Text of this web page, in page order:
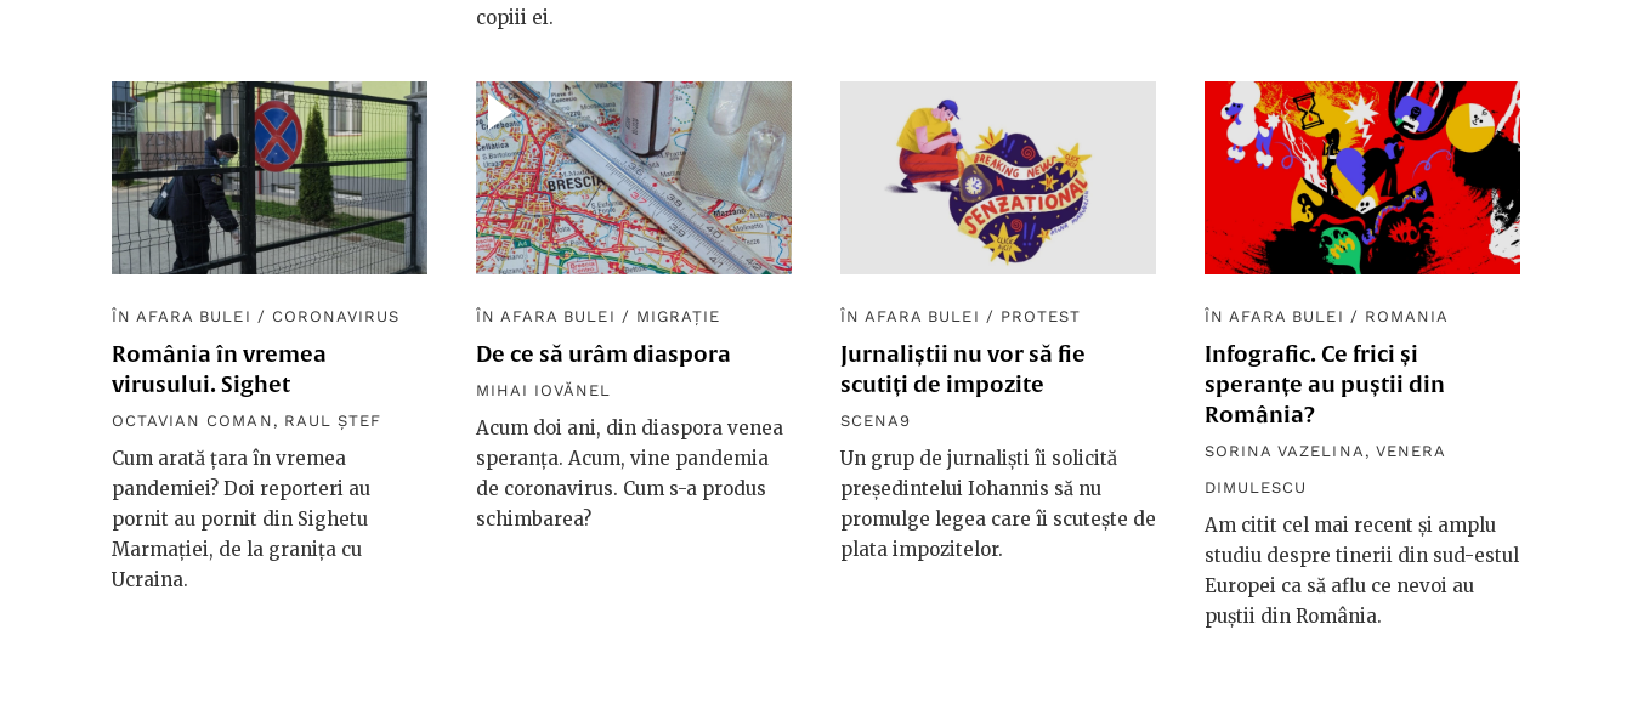
copiii ei.
ÎN AFARA BULEI / CORONAVIRUS
România în vremea
virusului. Sighet
OCTAVIAN COMAN , RAUL ȘTEF
Cum arată țara în vremea
pandemiei? Doi reporteri au
pornit au pornit din Sighetu
Marmației, de la granița cu
Ucraina.
ÎN AFARA BULEI / MIGRAȚIE
De ce să urâm diaspora
MIHAI IOVĂNEL
Acum doi ani, din diaspora venea
speranța. Acum, vine pandemia
de coronavirus. Cum s-a produs
schimbarea?
ÎN AFARA BULEI / PROTEST
Jurnaliștii nu vor să fie
scutiți de impozite
SCENA9
Un grup de jurnaliști îi solicită
președintelui Iohannis să nu
promulge legea care îi scutește de
plata impozitelor.
ÎN AFARA BULEI / ROMANIA
Infografic. Ce frici și
speranțe au puștii din
România?
SORINA VAZELINA , VENERA
DIMULESCU
Am citit cel mai recent și amplu
studiu despre tinerii din sud-estul
Europei ca să aflu ce nevoi au
puștii din România.